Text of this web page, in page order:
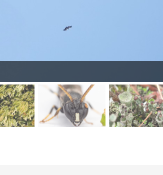
afbeelding 3 afbeelding 4